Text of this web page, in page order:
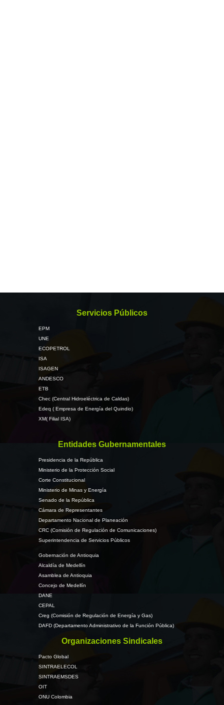
Servicios Públicos
EPM
UNE
ECOPETROL
ISA
ISAGEN
ANDESCO
ETB
Chec (Central Hidroeléctrica de Caldas)
Edeq ( Empresa de Energía del Quindio)
XM( Filial ISA)
Entidades Gubernamentales
Presidencia de la República
Ministerio de la Protección Social
Corte Constitucional
Ministerio de Minas y Energía
Senado de la República
Cámara de Representantes
Departamento Nacional de Planeación
CRC (Comisión de Regulación de Comunicaciones)
Superintendencia de Servicios Públicos
Gobernación de Antioquia
Alcaldía de Medellín
Asamblea de Antioquia
Concejo de Medellín
DANE
CEPAL
Creg (Comisión de Regulación de Energía y Gas)
DAFD (Departamento Administrativo de la Función Pública)
Organizaciones Sindicales
Pacto Global
SINTRAELECOL
SINTRAEMSDES
OIT
ONU Colombia